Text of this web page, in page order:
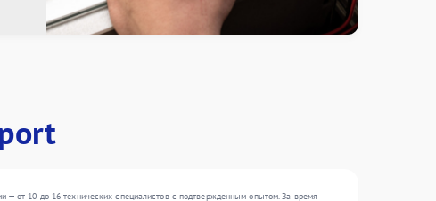
от 10 до 16 технических специалистов с подтвержденным опытом. За время